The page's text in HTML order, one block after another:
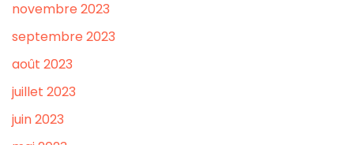
novembre 2023
septembre 2023
août 2023
juillet 2023
juin 2023